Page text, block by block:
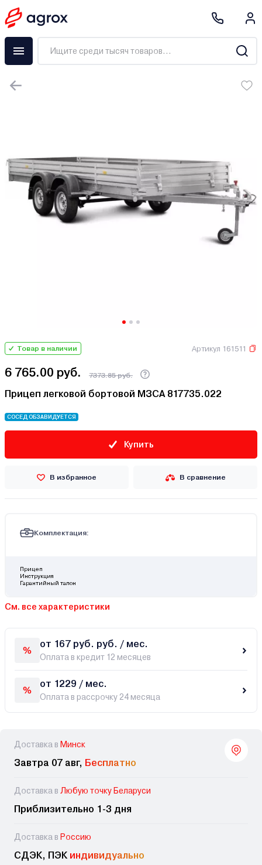
Товар в наличии Артикул 161511
6 765.00 руб. 7373.85 руб.
Прицеп легковой бортовой МЗСА 817735.022
СОСЕД ОБЗАВИДУЕТСЯ
Купить
В избранное В сравнение
Комплектация:
Прицеп
Инструкция
Гарантийный талон
См. все характеристики
от 167 руб. руб. / мес.
Оплата в кредит 12 месяцев
от 1229 / мес.
Оплата в рассрочку 24 месяца
Доставка в Минск
Завтра 07 авг, Бесплатно
Доставка в Любую точку Беларуси
Приблизительно 1-3 дня
Доставка в Россию
СДЭК, ПЭК индивидуально